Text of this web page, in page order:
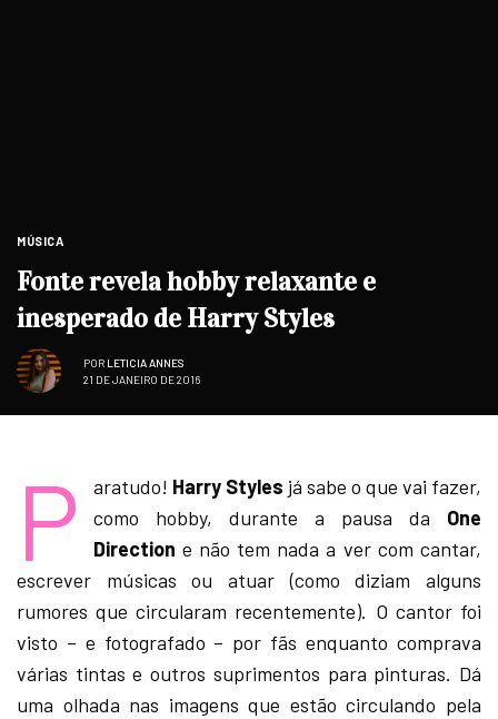
MÚSICA
Fonte revela hobby relaxante e
inesperado de Harry Styles
POR LETICIA ANNES
21 DE JANEIRO DE 2016
P aratudo! Harry Styles já sabe o que vai fazer,
como hobby, durante a pausa da One
Direction e não tem nada a ver com cantar,
escrever músicas ou atuar (como diziam alguns
rumores que circularam recentemente). O cantor foi
visto – e fotografado – por fãs enquanto comprava
várias tintas e outros suprimentos para pinturas. Dá
uma olhada nas imagens que estão circulando pela